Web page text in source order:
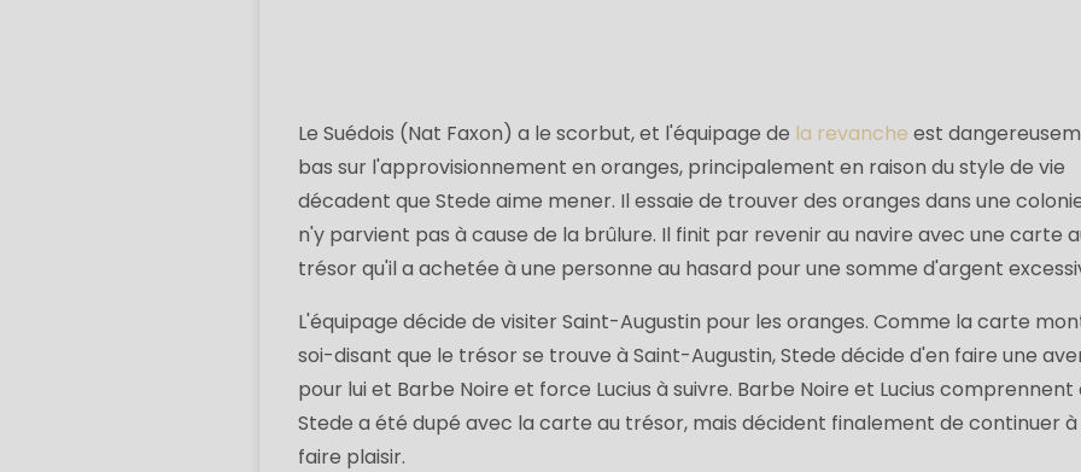
Le Suédois (Nat Faxon) a le scorbut, et l'équipage de la revanche est
bas sur l'approvisionnement en oranges, principalement en raison du style de vie
décadent que Stede aime mener. Il essaie de trouver des oranges dans une
n'y parvient pas à cause de la brûlure. Il finit par revenir au navire avec une carte
trésor qu'il a achetée à une personne au hasard pour une somme d'argent
L'équipage décide de visiter Saint-Augustin pour les oranges. Comme la carte
soi-disant que le trésor se trouve à Saint-Augustin, Stede décide d'en faire une
pour lui et Barbe Noire et force Lucius à suivre. Barbe Noire et Lucius comprennent
Stede a été dupé avec la carte au trésor, mais décident finalement de continuer à
faire plaisir.